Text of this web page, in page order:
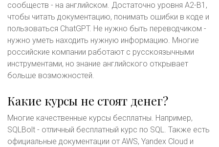
сообществ - на английском. Достаточно уровня A2-B1,
чтобы читать документацию, понимать ошибки в коде и
пользоваться ChatGPT. Не нужно быть переводчиком -
нужно уметь находить нужную информацию. Многие
российские компании работают с русскоязычными
инструментами, но знание английского открывает
больше возможностей.
Какие курсы не стоят денег?
Многие качественные курсы бесплатны. Например,
SQLBolt - отличный бесплатный курс по SQL. Также есть
официальные документации от AWS, Yandex Cloud и